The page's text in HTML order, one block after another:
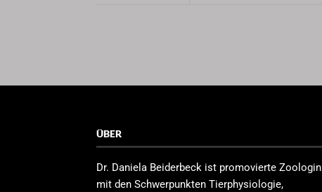
ÜBER
Dr. Daniela Beiderbeck ist promovierte Zoologin
mit den Schwerpunkten Tierphysiologie,